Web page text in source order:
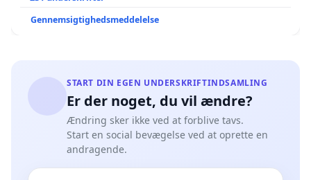
Gennemsigtighedsmeddelelse
START DIN EGEN UNDERSKRIFTINDSAMLING
Er der noget, du vil ændre?
Ændring sker ikke ved at forblive tavs.
Start en social bevægelse ved at oprette en
andragende.